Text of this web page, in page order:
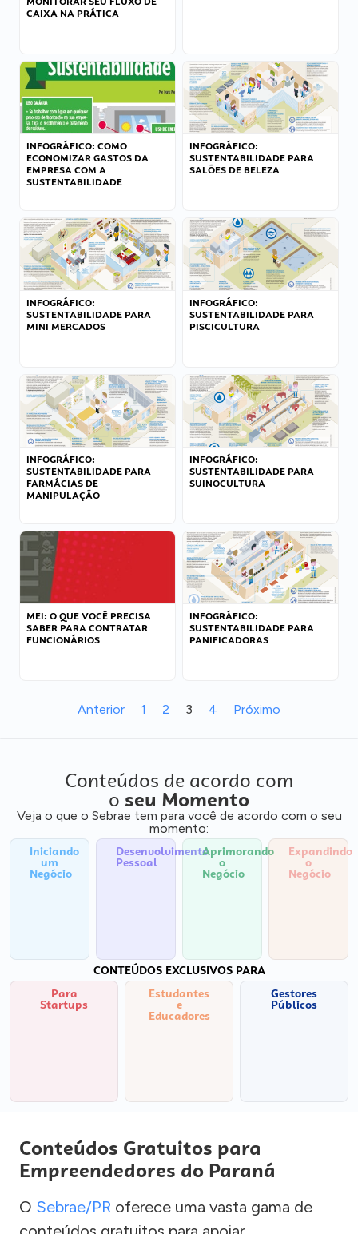
CAIXA NA PRÁTICA
INFOGRÁFICO: COMO
ECONOMIZAR GASTOS DA
EMPRESA COM A
SUSTENTABILIDADE
INFOGRÁFICO:
SUSTENTABILIDADE PARA
SALÕES DE BELEZA
INFOGRÁFICO:
SUSTENTABILIDADE PARA
MINI MERCADOS
INFOGRÁFICO:
SUSTENTABILIDADE PARA
PISCICULTURA
INFOGRÁFICO:
SUSTENTABILIDADE PARA
FARMÁCIAS DE
MANIPULAÇÃO
INFOGRÁFICO:
SUSTENTABILIDADE PARA
SUINOCULTURA
MEI: O QUE VOCÊ PRECISA
SABER PARA CONTRATAR
FUNCIONÁRIOS
INFOGRÁFICO:
SUSTENTABILIDADE PARA
PANIFICADORAS
Anterior 1 2 3 4 Próximo
Conteúdos de acordo com
o seu Momento
Veja o que o Sebrae tem para você de acordo com o seu
momento:
Iniciando
um
Negócio
Desenvolvimento
Pessoal
Aprimorando
o
Negócio
Expandindo
o
Negócio
CONTEÚDOS EXCLUSIVOS PARA
Para
Startups
Estudantes
e
Educadores
Gestores
Públicos
Conteúdos Gratuitos para
Empreendedores do Paraná
O Sebrae/PR oferece uma vasta gama de